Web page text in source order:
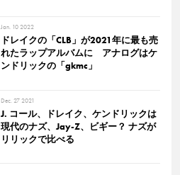
Jan. 10 2022
ドレイクの「CLB」が2021年に最も売
れたラップアルバムに アナログはケ
ンドリックの「gkmc」
Dec. 27 2021
J. コール、ドレイク、ケンドリックは
現代のナズ、Jay-Z、ビギー？ ナズが
リリックで比べる